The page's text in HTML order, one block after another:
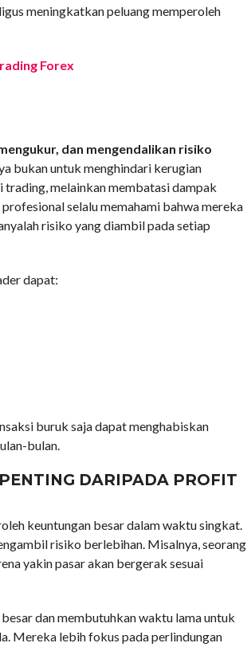
meningkatkan peluang memperoleh
Forex
dan mengendalikan risiko
bukan untuk menghindari kerugian
trading, melainkan membatasi dampak
selalu memahami bahwa mereka
risiko yang diambil pada setiap
dapat:
buruk saja dapat menghabiskan
bulan.
DARIPADA PROFIT
keuntungan besar dalam waktu singkat.
risiko berlebihan. Misalnya, seorang
yakin pasar akan bergerak sesuai
dan membutuhkan waktu lama untuk
Mereka lebih fokus pada perlindungan